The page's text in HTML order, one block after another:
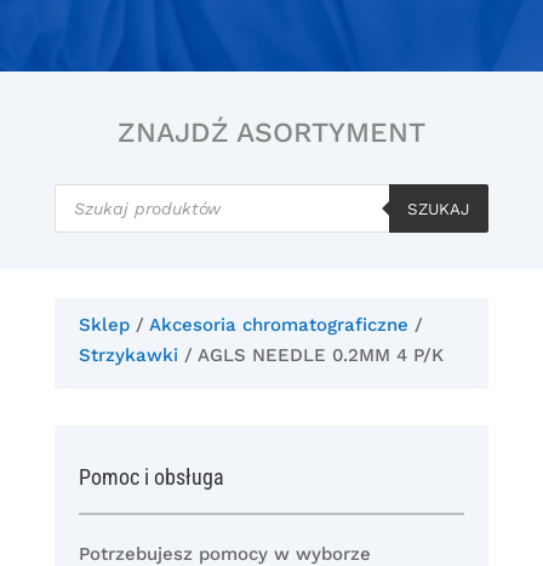
ZNAJDŹ ASORTYMENT
Wyszukiwarka
produktów
SZUKAJ
Sklep/ Akcesoria chromatograficzne /
Strzykawki / AGLS NEEDLE 0.2MM 4 P/K
Pomoc i obsługa
Potrzebujesz pomocy w wyborze